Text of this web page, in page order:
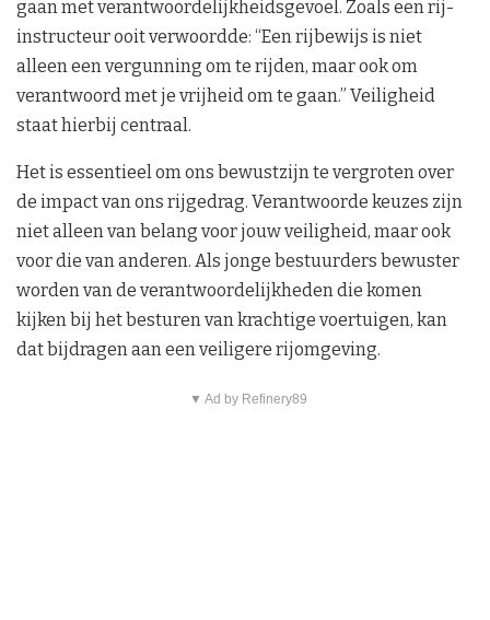
gaan met verantwoordelijkheidsgevoel. Zoals een rij-
instructeur ooit verwoordde: “Een rijbewijs is niet
alleen een vergunning om te rijden, maar ook om
verantwoord met je vrijheid om te gaan.” Veiligheid
staat hierbij centraal.
Het is essentieel om ons bewustzijn te vergroten over
de impact van ons rijgedrag. Verantwoorde keuzes zijn
niet alleen van belang voor jouw veiligheid, maar ook
voor die van anderen. Als jonge bestuurders bewuster
worden van de verantwoordelijkheden die komen
kijken bij het besturen van krachtige voertuigen, kan
dat bijdragen aan een veiligere rijomgeving.
▼ Ad by Refinery89